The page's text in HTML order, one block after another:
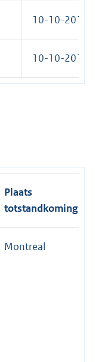
10-10-2010
10-10-2010
Plaats
totstandkoming
Montreal